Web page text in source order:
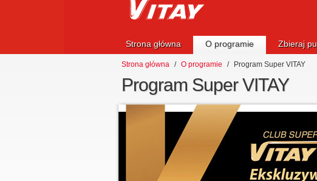
Strona główna O programie Zbieraj
Strona główna / O programie / Program Super VITAY
Program Super VITAY